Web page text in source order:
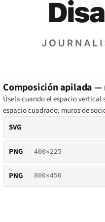
Composición apilada
Úsela cuando el espacio
espacio cuadrado: muros de
SVG
PNG 400×225
PNG 800×450